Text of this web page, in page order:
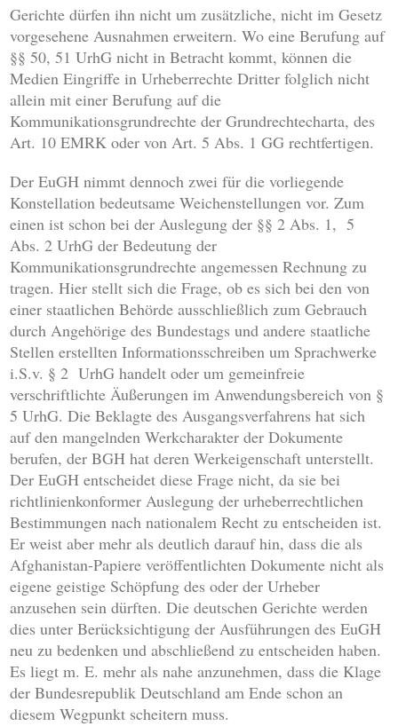
Gerichte dürfen ihn nicht um zusätzliche, nicht im Gesetz
vorgesehene Ausnahmen erweitern. Wo eine Berufung auf
§§ 50, 51 UrhG nicht in Betracht kommt, können die
Medien Eingriffe in Urheberrechte Dritter folglich nicht
allein mit einer Berufung auf die
Kommunikationsgrundrechte der Grundrechtecharta, des
Art. 10 EMRK oder von Art. 5 Abs. 1 GG rechtfertigen.
Der EuGH nimmt dennoch zwei für die vorliegende
Konstellation bedeutsame Weichenstellungen vor. Zum
einen ist schon bei der Auslegung der §§ 2 Abs. 1, 5
Abs. 2 UrhG der Bedeutung der
Kommunikationsgrundrechte angemessen Rechnung zu
tragen. Hier stellt sich die Frage, ob es sich bei den von
einer staatlichen Behörde ausschließlich zum Gebrauch
durch Angehörige des Bundestags und andere staatliche
Stellen erstellten Informationsschreiben um Sprachwerke
i.S.v. § 2 UrhG handelt oder um gemeinfreie
verschriftlichte Äußerungen im Anwendungsbereich von §
5 UrhG. Die Beklagte des Ausgangsverfahrens hat sich
auf den mangelnden Werkcharakter der Dokumente
berufen, der BGH hat deren Werkeigenschaft unterstellt.
Der EuGH entscheidet diese Frage nicht, da sie bei
richtlinienkonformer Auslegung der urheberrechtlichen
Bestimmungen nach nationalem Recht zu entscheiden ist.
Er weist aber mehr als deutlich darauf hin, dass die als
Afghanistan-Papiere veröffentlichten Dokumente nicht als
eigene geistige Schöpfung des oder der Urheber
anzusehen sein dürften. Die deutschen Gerichte werden
dies unter Berücksichtigung der Ausführungen des EuGH
neu zu bedenken und abschließend zu entscheiden haben.
Es liegt m. E. mehr als nahe anzunehmen, dass die Klage
der Bundesrepublik Deutschland am Ende schon an
diesem Wegpunkt scheitern muss.